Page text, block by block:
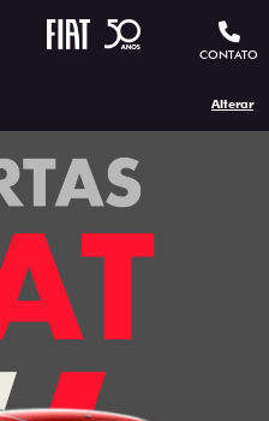
CONTATO
Alterar